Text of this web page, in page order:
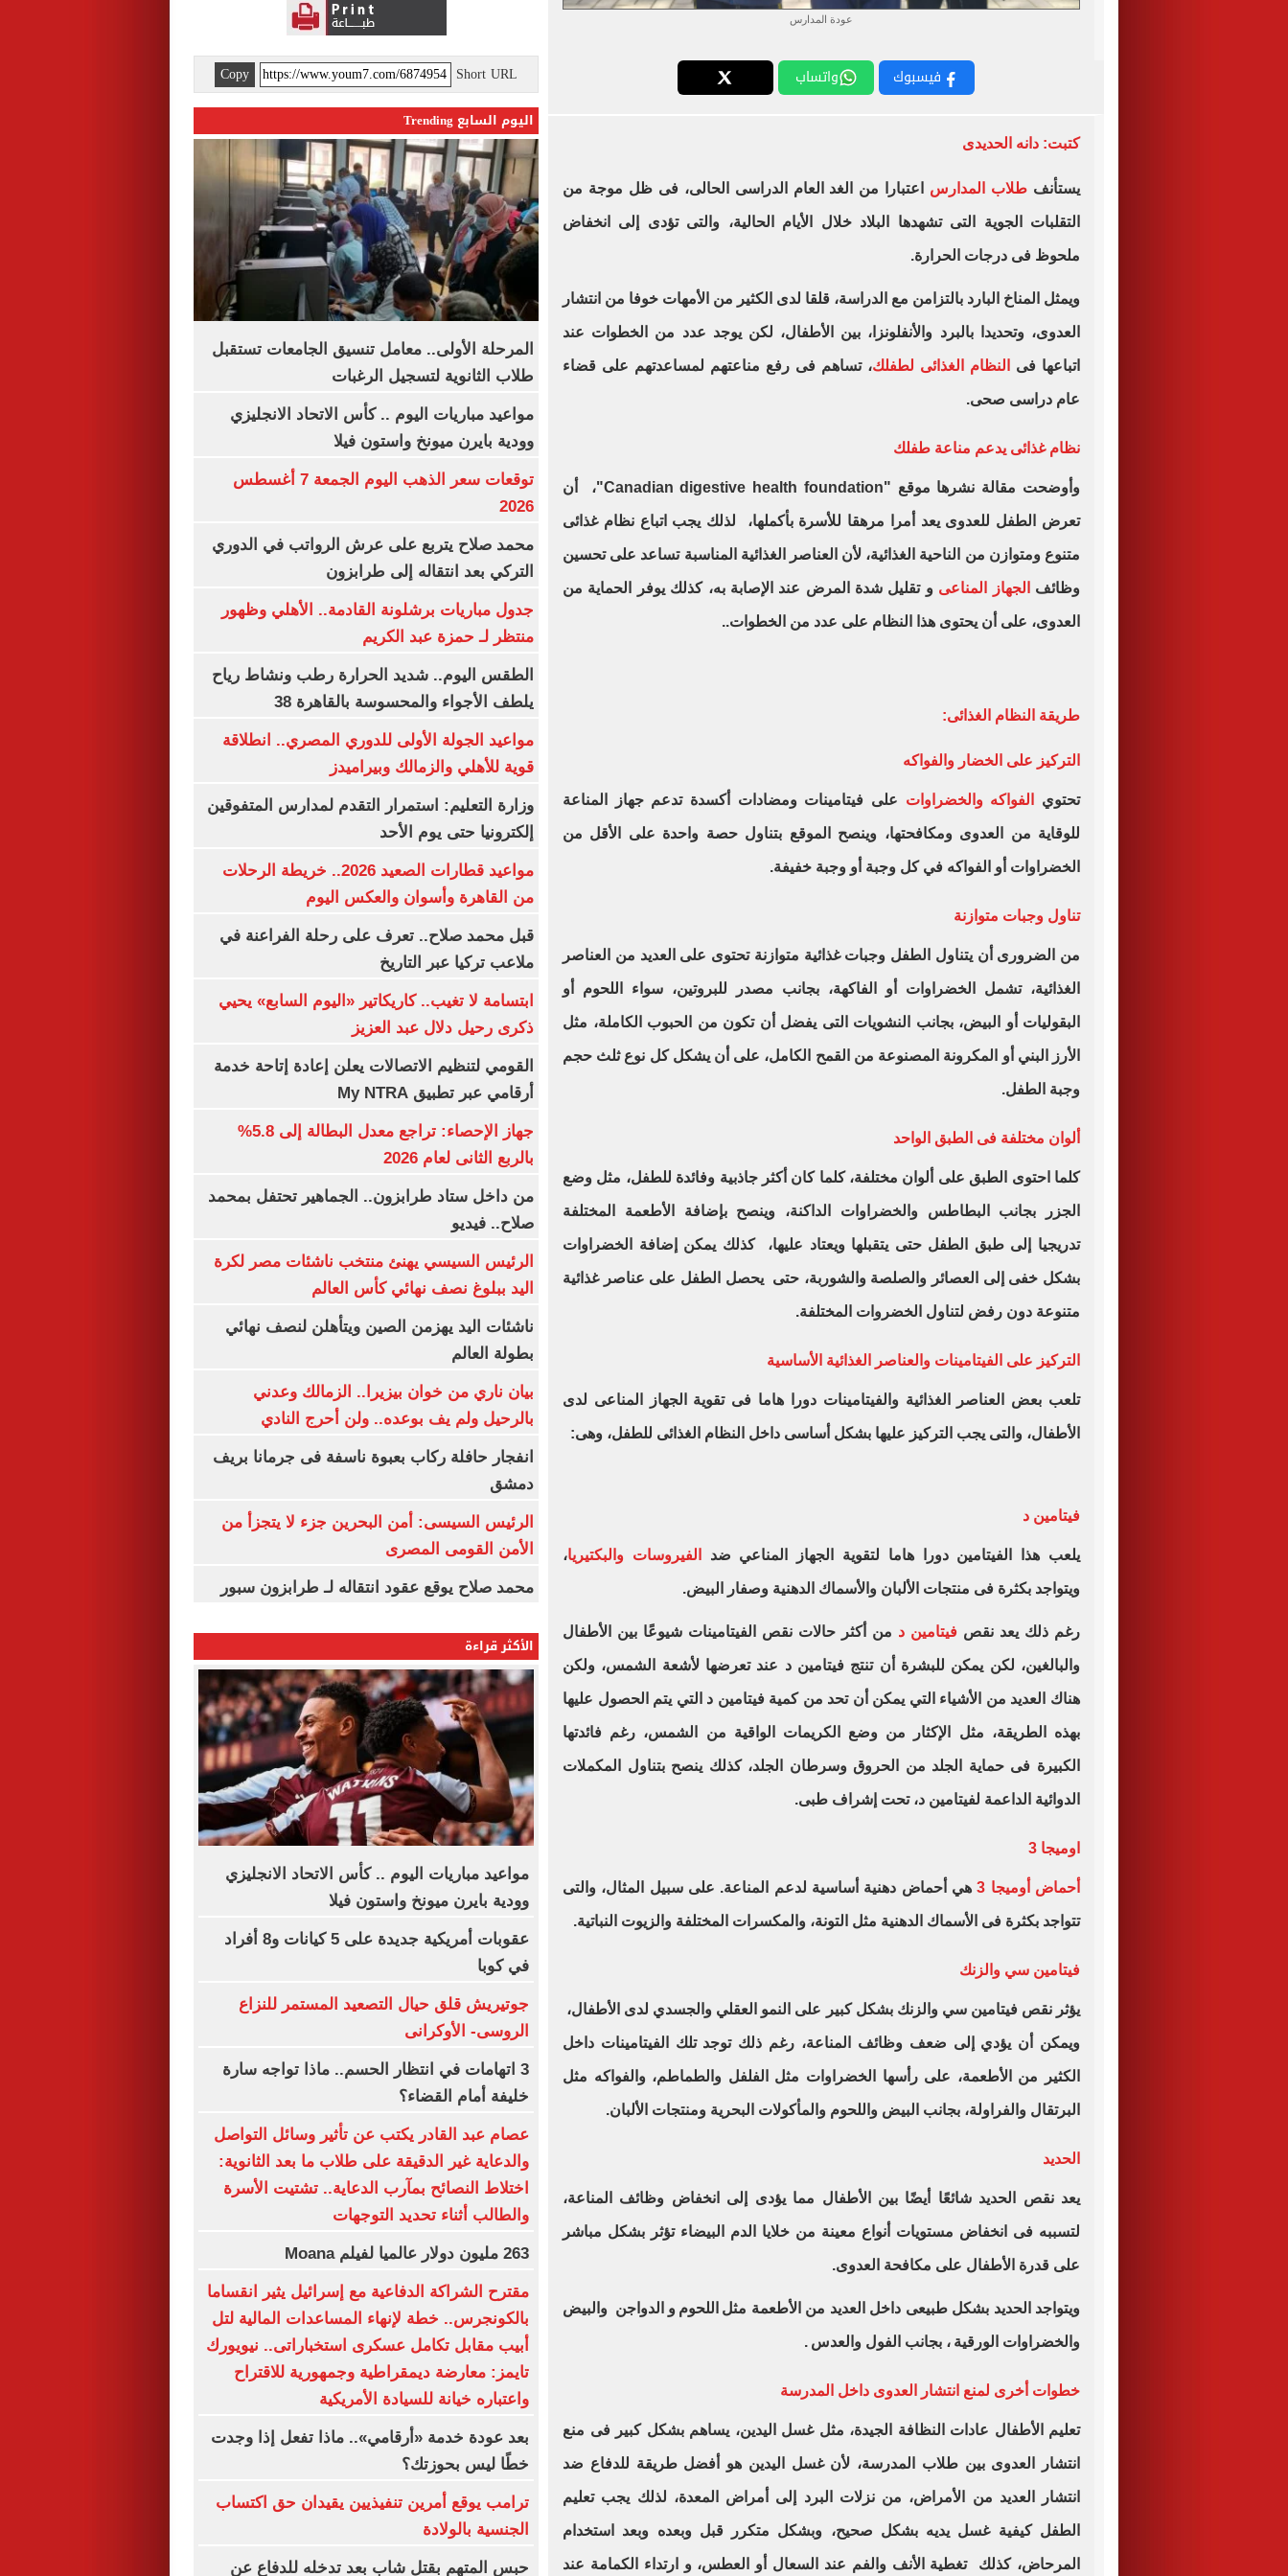
عودة المدارس
فيسبوك واتساب
كتبت: دانه الحديدى
يستأنف طلاب المدارس اعتبارا من الغد العام الدراسى الحالى، فى ظل موجة من
التقلبات الجوية التى تشهدها البلاد خلال الأيام الحالية، والتى تؤدى إلى انخفاض
ملحوظ فى درجات الحرارة.
ويمثل المناخ البارد بالتزامن مع الدراسة، قلقا لدى الكثير من الأمهات خوفا من انتشار
العدوى، وتحديدا بالبرد والأنفلونزا، بين الأطفال، لكن يوجد عدد من الخطوات عند
اتباعها فى النظام الغذائى لطفلك، تساهم فى رفع مناعتهم لمساعدتهم على قضاء
عام دراسى صحى.
نظام غذائى يدعم مناعة طفلك
وأوضحت مقالة نشرها موقع "Canadian digestive health foundation"، أن
تعرض الطفل للعدوى يعد أمرا مرهقا للأسرة بأكملها، لذلك يجب اتباع نظام غذائى
متنوع ومتوازن من الناحية الغذائية، لأن العناصر الغذائية المناسبة تساعد على تحسين
وظائف الجهاز المناعى و تقليل شدة المرض عند الإصابة به، كذلك يوفر الحماية من
العدوى، على أن يحتوى هذا النظام على عدد من الخطوات..
طريقة النظام الغذائى:
التركيز على الخضار والفواكه
تحتوي الفواكه والخضراوات على فيتامينات ومضادات أكسدة تدعم جهاز المناعة
للوقاية من العدوى ومكافحتها، وينصح الموقع بتناول حصة واحدة على الأقل من
الخضراوات أو الفواكه في كل وجبة أو وجبة خفيفة.
تناول وجبات متوازنة
من الضرورى أن يتناول الطفل وجبات غذائية متوازنة تحتوى على العديد من العناصر
الغذائية، تشمل الخضراوات أو الفاكهة، بجانب مصدر للبروتين، سواء اللحوم أو
البقوليات أو البيض، بجانب النشويات التى يفضل أن تكون من الحبوب الكاملة، مثل
الأرز البني أو المكرونة المصنوعة من القمح الكامل، على أن يشكل كل نوع ثلث حجم
وجبة الطفل.
ألوان مختلفة فى الطبق الواحد
كلما احتوى الطبق على ألوان مختلفة، كلما كان أكثر جاذبية وفائدة للطفل، مثل وضع
الجزر بجانب البطاطس والخضراوات الداكنة، وينصح بإضافة الأطعمة المختلفة
تدريجيا إلى طبق الطفل حتى يتقبلها ويعتاد عليها، كذلك يمكن إضافة الخضراوات
بشكل خفى إلى العصائر والصلصة والشوربة، حتى يحصل الطفل على عناصر غذائية
متنوعة دون رفض لتناول الخضروات المختلفة.
التركيز على الفيتامينات والعناصر الغذائية الأساسية
تلعب بعض العناصر الغذائية والفيتامينات دورا هاما فى تقوية الجهاز المناعى لدى
الأطفال، والتى يجب التركيز عليها بشكل أساسى داخل النظام الغذائى للطفل، وهى:
فيتامين د
يلعب هذا الفيتامين دورا هاما لتقوية الجهاز المناعي ضد الفيروسات والبكتيريا،
ويتواجد بكثرة فى منتجات الألبان والأسماك الدهنية وصفار البيض.
رغم ذلك يعد نقص فيتامين د من أكثر حالات نقص الفيتامينات شيوعًا بين الأطفال
والبالغين، لكن يمكن للبشرة أن تنتج فيتامين د عند تعرضها لأشعة الشمس، ولكن
هناك العديد من الأشياء التي يمكن أن تحد من كمية فيتامين د التي يتم الحصول عليها
بهذه الطريقة، مثل الإكثار من وضع الكريمات الواقية من الشمس، رغم فائدتها
الكبيرة فى حماية الجلد من الحروق وسرطان الجلد، كذلك ينصح بتناول المكملات
الدوائية الداعمة لفيتامين د، تحت إشراف طبى.
اوميجا 3
أحماض أوميجا 3 هي أحماض دهنية أساسية لدعم المناعة. على سبيل المثال، والتى
تتواجد بكثرة فى الأسماك الدهنية مثل التونة، والمكسرات المختلفة والزيوت النباتية.
فيتامين سي والزنك
يؤثر نقص فيتامين سي والزنك بشكل كبير على النمو العقلي والجسدي لدى الأطفال،
ويمكن أن يؤدي إلى ضعف وظائف المناعة، رغم ذلك توجد تلك الفيتامينات داخل
الكثير من الأطعمة، على رأسها الخضراوات مثل الفلفل والطماطم، والفواكه مثل
البرتقال والفراولة، بجانب البيض واللحوم والمأكولات البحرية ومنتجات الألبان.
الحديد
يعد نقص الحديد شائعًا أيضًا بين الأطفال مما يؤدى إلى انخفاض وظائف المناعة،
لتسببه فى انخفاض مستويات أنواع معينة من خلايا الدم البيضاء تؤثر بشكل مباشر
على قدرة الأطفال على مكافحة العدوى.
ويتواجد الحديد بشكل طبيعى داخل العديد من الأطعمة مثل اللحوم و الدواجن والبيض
والخضراوات الورقية ، بجانب الفول والعدس .
خطوات أخرى لمنع انتشار العدوى داخل المدرسة
تعليم الأطفال عادات النظافة الجيدة، مثل غسل اليدين، يساهم بشكل كبير فى منع
انتشار العدوى بين طلاب المدرسة، لأن غسل اليدين هو أفضل طريقة للدفاع ضد
انتشار العديد من الأمراض، من نزلات البرد إلى أمراض المعدة، لذلك يجب تعليم
الطفل كيفية غسل يديه بشكل صحيح، وبشكل متكرر قبل وبعده وبعد استخدام
المرحاض، كذلك تغطية الأنف والفم عند السعال أو العطس، و ارتداء الكمامة عند
Short URL
Copy
اليوم السابع Trending
المرحلة الأولى.. معامل تنسيق الجامعات تستقبل
طلاب الثانوية لتسجيل الرغبات
مواعيد مباريات اليوم .. كأس الاتحاد الانجليزي
وودية بايرن ميونخ واستون فيلا
توقعات سعر الذهب اليوم الجمعة 7 أغسطس
2026
محمد صلاح يتربع على عرش الرواتب في الدوري
التركي بعد انتقاله إلى طرابزون
جدول مباريات برشلونة القادمة.. الأهلي وظهور
منتظر لـ حمزة عبد الكريم
الطقس اليوم.. شديد الحرارة رطب ونشاط رياح
يلطف الأجواء والمحسوسة بالقاهرة 38
مواعيد الجولة الأولى للدوري المصري.. انطلاقة
قوية للأهلي والزمالك وبيراميدز
وزارة التعليم: استمرار التقدم لمدارس المتفوقين
إلكترونيا حتى يوم الأحد
مواعيد قطارات الصعيد 2026.. خريطة الرحلات
من القاهرة وأسوان والعكس اليوم
قبل محمد صلاح.. تعرف على رحلة الفراعنة في
ملاعب تركيا عبر التاريخ
ابتسامة لا تغيب.. كاريكاتير «اليوم السابع» يحيي
ذكرى رحيل دلال عبد العزيز
القومي لتنظيم الاتصالات يعلن إعادة إتاحة خدمة
أرقامي عبر تطبيق My NTRA
جهاز الإحصاء: تراجع معدل البطالة إلى 5.8%
بالربع الثانى لعام 2026
من داخل ستاد طرابزون.. الجماهير تحتفل بمحمد
صلاح.. فيديو
الرئيس السيسي يهنئ منتخب ناشئات مصر لكرة
اليد ببلوغ نصف نهائي كأس العالم
ناشئات اليد يهزمن الصين ويتأهلن لنصف نهائي
بطولة العالم
بيان ناري من خوان بيزيرا.. الزمالك وعدني
بالرحيل ولم يف بوعده.. ولن أحرج النادي
انفجار حافلة ركاب بعبوة ناسفة فى جرمانا بريف
دمشق
الرئيس السيسى: أمن البحرين جزء لا يتجزأ من
الأمن القومى المصرى
محمد صلاح يوقع عقود انتقاله لـ طرابزون سبور
الأكثر قراءة
مواعيد مباريات اليوم .. كأس الاتحاد الانجليزي
وودية بايرن ميونخ واستون فيلا
عقوبات أمريكية جديدة على 5 كيانات و8 أفراد
في كوبا
جوتيريش قلق حيال التصعيد المستمر للنزاع
الروسى- الأوكرانى
3 اتهامات في انتظار الحسم.. ماذا تواجه سارة
خليفة أمام القضاء؟
عصام عبد القادر يكتب عن تأثير وسائل التواصل
والدعاية غير الدقيقة على طلاب ما بعد الثانوية:
اختلاط النصائح بمآرب الدعاية.. تشتيت الأسرة
والطالب أثناء تحديد التوجهات
263 مليون دولار عالميا لفيلم Moana
مقترح الشراكة الدفاعية مع إسرائيل يثير انقساما
بالكونجرس.. خطة لإنهاء المساعدات المالية لتل
أبيب مقابل تكامل عسكرى استخباراتى.. نيويورك
تايمز: معارضة ديمقراطية وجمهورية للاقتراح
واعتباره خيانة للسيادة الأمريكية
بعد عودة خدمة «أرقامي».. ماذا تفعل إذا وجدت
خطًا ليس بحوزتك؟
ترامب يوقع أمرين تنفيذيين يقيدان حق اكتساب
الجنسية بالولادة
حبس المتهم بقتل شاب بعد تدخله للدفاع عن